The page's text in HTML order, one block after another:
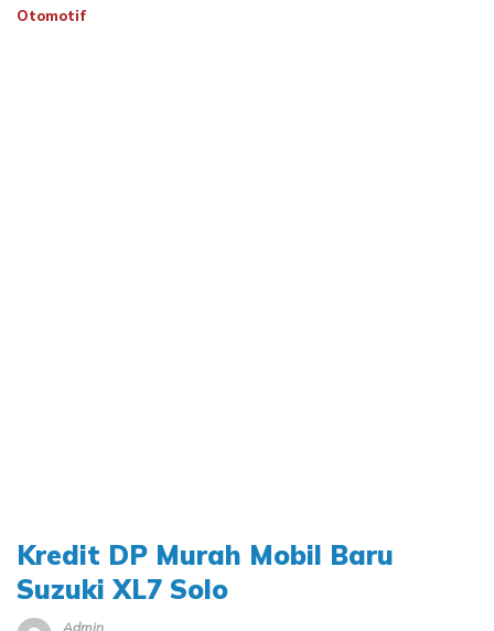
Otomotif
Kredit DP Murah Mobil Baru
Suzuki XL7 Solo
Admin